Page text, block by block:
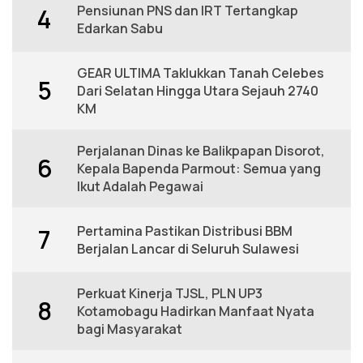
4
Pensiunan PNS dan IRT Tertangkap
Edarkan Sabu
5
GEAR ULTIMA Taklukkan Tanah Celebes
Dari Selatan Hingga Utara Sejauh 2740
KM
6
Perjalanan Dinas ke Balikpapan Disorot,
Kepala Bapenda Parmout: Semua yang
Ikut Adalah Pegawai
7
Pertamina Pastikan Distribusi BBM
Berjalan Lancar di Seluruh Sulawesi
8
Perkuat Kinerja TJSL, PLN UP3
Kotamobagu Hadirkan Manfaat Nyata
bagi Masyarakat